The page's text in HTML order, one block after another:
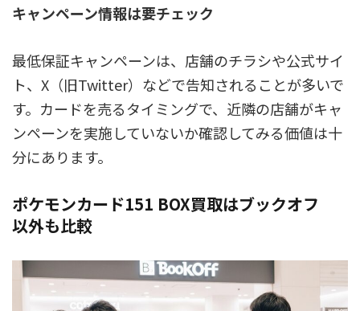
キャンペーン情報は要チェック
最低保証キャンペーンは、店舗のチラシや公式サイ
ト、X（旧Twitter）などで告知されることが多いで
す。カードを売るタイミングで、近隣の店舗がキャ
ンペーンを実施していないか確認してみる価値は十
分にあります。
ポケモンカード151 BOX買取はブックオフ
以外も比較